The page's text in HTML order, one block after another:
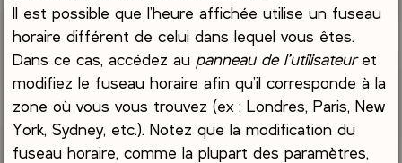
Il est possible que l’heure affichée utilise un fuseau
horaire différent de celui dans lequel vous êtes.
Dans ce cas, accédez au panneau de l’utilisateuret
modifiez le fuseau horaire afin qu’il corresponde à la
zone où vous vous trouvez (ex : Londres, Paris, New
York, Sydney, etc.). Notez que la modification du
fuseau horaire, comme la plupart des paramètres,